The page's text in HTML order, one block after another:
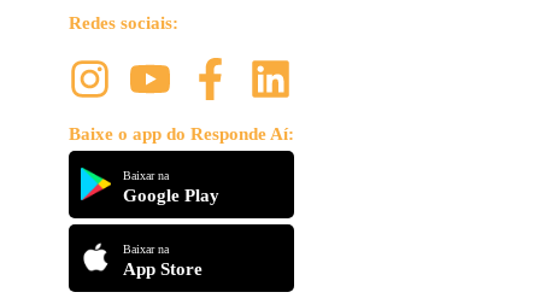
Redes sociais:
Baixe o app do Responde Aí:
Baixar na
Google Play
Baixar na
App Store